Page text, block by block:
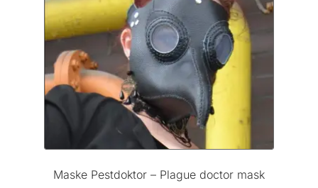
Maske Pestdoktor – Plague doctor mask